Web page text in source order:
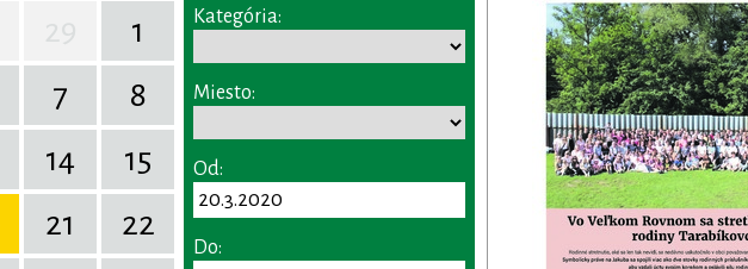
1
7
8
14
15
21
22
Kategória:
Miesto:
Od:
Do: